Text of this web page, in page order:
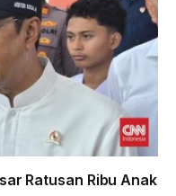
Ratusan Ribu Anak